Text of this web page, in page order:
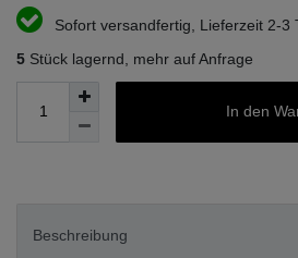
Sofort versandfertig, Lieferzeit 2-3
5 Stück lagernd, mehr auf Anfrage
In den
Beschreibung